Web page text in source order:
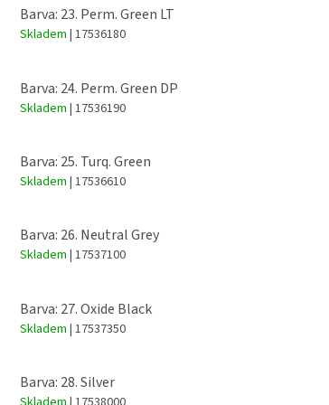
Barva: 23. Perm. Green LT
Skladem | 17536180
Barva: 24. Perm. Green DP
Skladem | 17536190
Barva: 25. Turq. Green
Skladem | 17536610
Barva: 26. Neutral Grey
Skladem | 17537100
Barva: 27. Oxide Black
Skladem | 17537350
Barva: 28. Silver